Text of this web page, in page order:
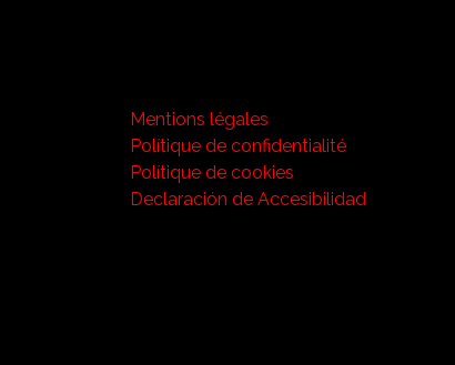
Mentions légales
Polítique de confidentialité
Polítique de cookies
Declaración de Accesibilidad